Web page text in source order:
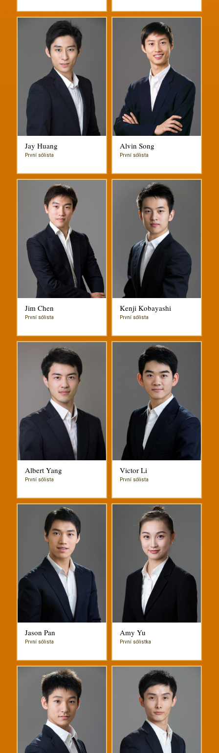
Jay Huang
První sólista
Alvin Song
První sólista
Jim Chen
První sólista
Kenji Kobayashi
První sólista
Albert Yang
První sólista
Victor Li
První sólista
Jason Pan
První sólista
Amy Yu
První sólistka